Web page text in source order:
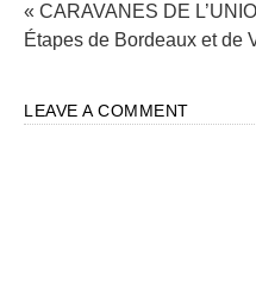
« CARAVANES DE
Étapes de Bordeaux et de
LEAVE A COMMENT